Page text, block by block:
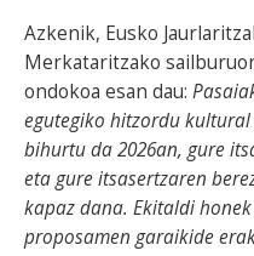
Azkenik, Eusko
Merkataritzako
ondokoa esan dau:
egutegiko hitzordu
bihurtu da 2026an, gure
eta gure itsasertzaren
kapaz dana. Ekitaldi
proposamen garaikide